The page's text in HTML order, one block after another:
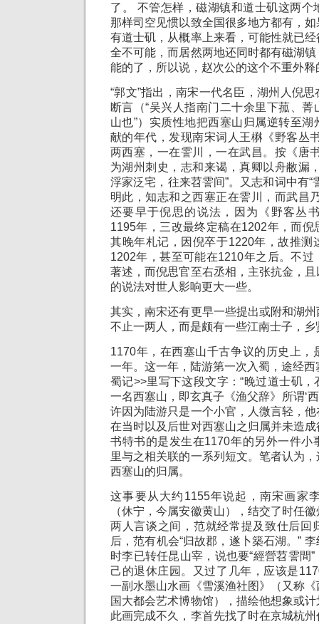
了。 不管怎样，磁湖镇和道士矶这两个
那样司空见惯以致全国很多地方都有，
有道士矶，从概率上来看，可能性就已
全不可能，而居然两地还同时都有磁湖
能的了，所以说，赵次公的这个不重外
“郭文”指出，南宋一代名臣，湖州人倪
断言（“吴兴人指南门二十余里下菰、
山也”）实质性地把西塞山归属逆转至
献的年代，发现南宋词人王楙《野客丛
两西塞，一在霅川，一在武昌。按《唐
为湖州刺史，志和来谒，真卿以舟敝漏
浮家泛宅，往来苕霅间”。又志和词中有“
明此，知志和之西塞正在霅川，而武昌
还要早于倪思的说法，因为《野客丛
1195年，三改最终定稿在1202年，而倪
其晚年札记，因倪卒于1220年，故推测
1202年，甚至可能在1210年之后。不过
著述，而倪思官至右丞相，主张抗金，
的说法对世人影响更大一些。
其实，南宋还有更早一些提出或附和湖
不止一两人，而是颇有一些江南士子，
1170年，在西塞山千古争议的历史上，
一年。这一年，陆游第一次入蜀，途经
蜀记>>里写下这段文字：“晚过道士矶
一名西塞山，即玄真子《渔父辞》所谓‘
许因为陆游只是一个小官，人微言轻，
在当时以及后世对西塞山之归属并未造
书特书的是发生在1170年的另外一件小
里与之相关联的一系列短文。笔者认为
西塞山的归属。
这事要从大约1155年说起，南宋画家
（休宁，今属安徽黄山），结交了时任
两人言谈之间，范就经常提及致仕后回
后，范有机会“归故郡，遂卜築石湖。”
时李已转任昆山宰，说也要“經營苕霅間
己的退休庄园。又过了几年，应该是
一副水墨山水画《雪溪渔社图》（又称
国大都会艺术博物馆），描绘他想象或
此画完成不久，李首先找了时在京城杭